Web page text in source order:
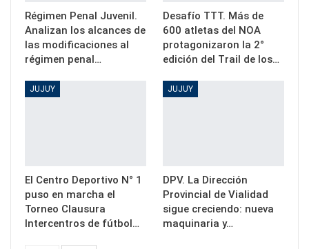
Régimen Penal Juvenil.
Analizan los alcances de
las modificaciones al
régimen penal…
Desafío TTT. Más de
600 atletas del NOA
protagonizaron la 2°
edición del Trail de los…
JUJUY
El Centro Deportivo N° 1
puso en marcha el
Torneo Clausura
Intercentros de fútbol…
JUJUY
DPV. La Dirección
Provincial de Vialidad
sigue creciendo: nueva
maquinaria y…